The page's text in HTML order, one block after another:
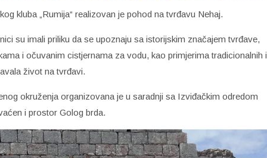
kluba „Rumija“ realizovan je pohod na tvrđavu Nehaj.
su imali priliku da se upoznaju sa istorijskim značajem tvrđave,
i očuvanim cistjernama za vodu, kao primjerima tradicionalnih i
život na tvrđavi.
okruženja organizovana je u saradnji sa Izviđačkim odredom
i prostor Golog brda.